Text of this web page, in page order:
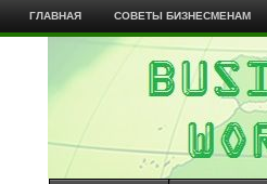
ГЛАВНАЯ СОВЕТЫ БИЗНЕСМЕНАМ